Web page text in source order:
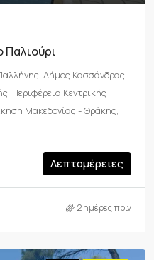
Παλιούρι
Δήμος Κασσάνδρας,
Περιφέρεια Κεντρικής
Μακεδονίας - Θράκης,
Λεπτομέρειες
2 ημέρες πριν